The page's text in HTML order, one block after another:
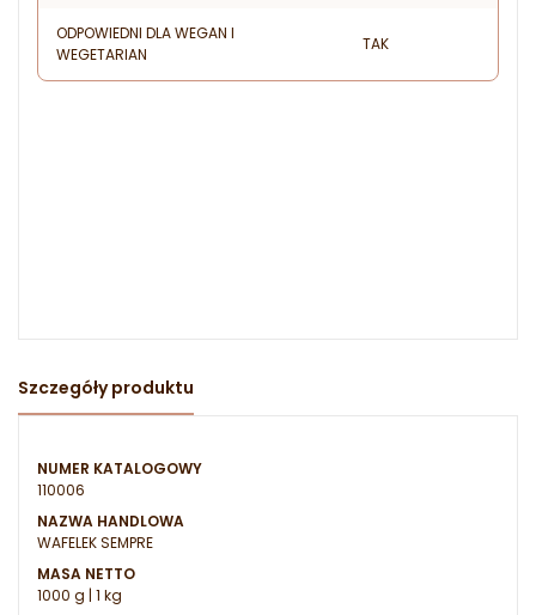
ODPOWIEDNI DLA WEGAN I
WEGETARIAN
TAK
Szczegóły produktu
NUMER KATALOGOWY
110006
NAZWA HANDLOWA
WAFELEK SEMPRE
MASA NETTO
1000 g | 1 kg